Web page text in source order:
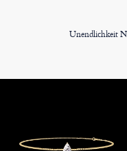
Unendlichkeit